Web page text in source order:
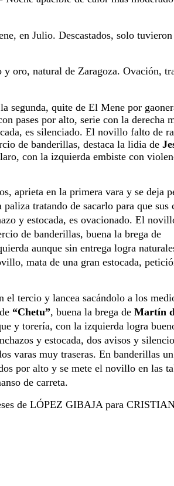
en Julio. Descastados, solo
oro, natural de Zaragoza. Ovación,
segunda, quite de El Mene por
pases por alto, serie con la derecha
es silenciado. El novillo falto de
de banderillas, destaca la lidia de
con la izquierda embiste con
aprieta en la primera vara y se deja
paliza tratando de sacarlo para que sus
y estocada, es ovacionado. El
carreta. Lancea al quinto en el tercio, no puede lucirse, aprieta en la primera vara y flojo en la segunda. Complicado tercio de banderillas, buena la brega de
aunque sin entrega logra
mata de una gran estocada,
tercio y lancea sacándolo a los
“Chetu”, buena la brega de Martín
y torería, con la izquierda logra
y estocada, dos avisos y
por alto y se mete el novillo en las
de carreta.
de LÓPEZ GIBAJA para